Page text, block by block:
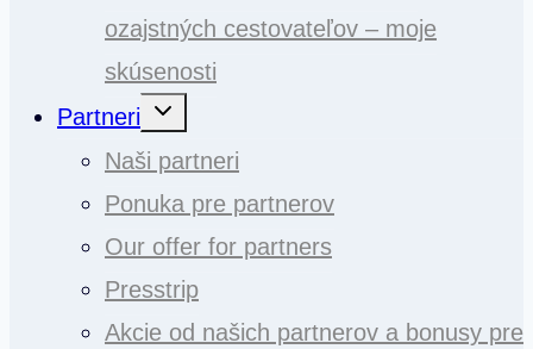
ozajstných cestovateľov – moje
skúsenosti
Partneri
Toggle
Naši partneri
Ponuka pre partnerov
Our offer for partners
Presstrip
Akcie od našich partnerov a bonusy pre